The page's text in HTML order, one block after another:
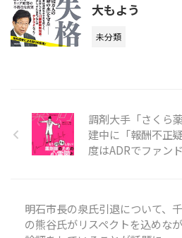
大もよう
未分類
調剤大手「さくら
建中に「報酬不正
度はADRでファン
明石市長の泉氏引退について、
の熊谷氏がリスペクトを込めな